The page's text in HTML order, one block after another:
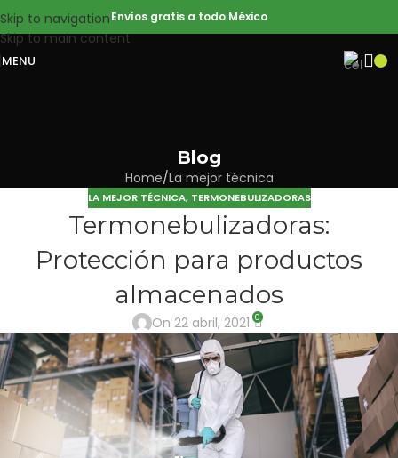
Skip to navigation
Skip to main content
Envíos gratis a todo México
MENU
Blog
Home La mejor técnica
LA MEJOR TÉCNICA, TERMONEBULIZADORAS
Termonebulizadoras:
Protección para productos
almacenados
On 22 abril, 2021 0